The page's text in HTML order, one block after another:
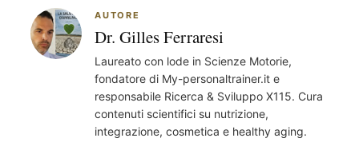
AUTORE
Dr. Gilles Ferraresi
Laureato con lode in Scienze Motorie,
fondatore di My-personaltrainer.it e
responsabile Ricerca & Sviluppo X115. Cura
contenuti scientifici su nutrizione,
integrazione, cosmetica e healthy aging.